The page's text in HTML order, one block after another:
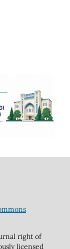
right of
licensed